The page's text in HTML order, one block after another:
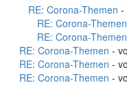
RE: Corona-Themen -
RE: Corona-Themen
RE: Corona-Themen
RE: Corona-Themen -
RE: Corona-Themen -
RE: Corona-Themen -